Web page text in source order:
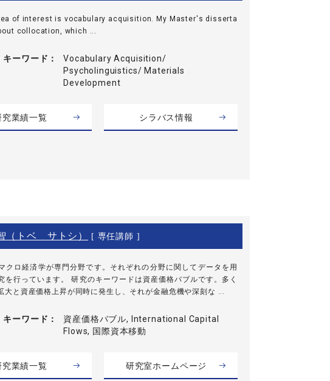
of interest is vocabulary acquisition. My Master's disserta
collocation, which ...
キーワード
Vocabulary Acquisition/
Psycholinguistics/ Materials
Development
究業績一覧 シラバス情報
（トベ サトシ） [ 専任講師 ]
クロ経済学が専門分野です。それぞれの分野に関してデータを用
を行っています。 研究のキーワードは資産価格バブルです。多く
大と資産価格上昇が同時に発生し、それが金融危機や深刻な ...
キーワード
資産価格バブル, International Capital
Flows, 国際資本移動
究業績一覧 研究室ホームページ